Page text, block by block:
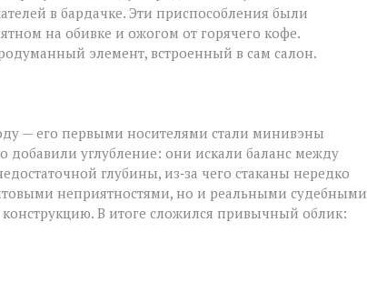
в бардачке. Эти приспособления были
на обивке и ожогом от горячего кофе.
элемент, встроенный в сам салон.
— его первыми носителями стали минивэны
добавили углубление: они искали баланс между
глубины, из‑за чего стаканы нередко
неприятностями, но и реальными судебными
В итоге сложился привычный облик: